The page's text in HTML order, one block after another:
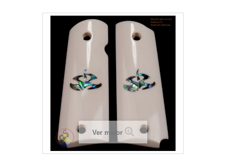
Ver maior